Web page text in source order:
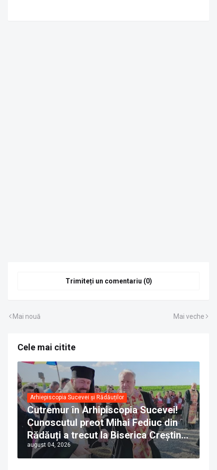
Trimiteți un comentariu (0)
Mai nouă Mai veche
Cele mai citite
Arhiepiscopia Sucevei și Rădăuților
Cutremur în Arhipiscopia Sucevei!
Cunoscutul preot Mihai Fediuc din
Rădăuți a trecut la Biserica Creștină
Ortodoxă Valahă. ÎPS Calinic anunță
că îi pregătește judecata canonică
august 04, 2026